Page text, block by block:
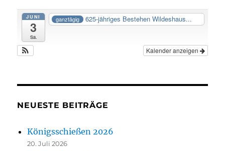
JUNI
3
Sa.
ganztägig 625-jähriges Bestehen Wildeshaus...
Kalender anzeigen
NEUESTE BEITRÄGE
Königsschießen 2026
20. Juli 2026